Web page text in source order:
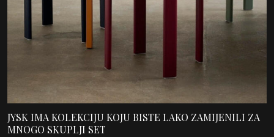
JYSK IMA KOLEKCIJU KOJU BISTE LAKO ZAMIJENILI ZA
MNOGO SKUPLJI SET